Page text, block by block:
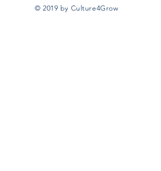
© 2019 by Culture4Grow